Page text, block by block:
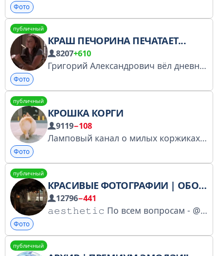
Фото
публичный
КРАШ ПЕЧОРИНА ПЕЧАТАЕТ...
8207+610
Григорий Александрович вёл дневник, а я канал по вопросам сотрудничества: @uranniee tiktok: imannfloy youtube: i’m annfloy
Фото
публичный
КРОШКА КОРГИ
9119−108
Ламповый канал о милых коржиках! фото/видео ваших пёсиков можно направить в чат канала: https://t.me/KKorgiChat Наши стикеры
Фото
публичный
КРАСИВЫЕ ФОТОГРАФИИ | ОБОИ НА ТЕЛЕФОН | КАРТИНКИ НА АВУ | ЭСТЕТИКА | ФОНЫ ДЛЯ ВИДЕО, СТОРИС
12796−441
𝚊𝚎𝚜𝚝𝚑𝚎𝚝𝚒𝚌 По всем вопросам - @denis797979 Красивые фотографии, обои на телефон, картинки на аву для тг, фото эстетика пинтерест, фоны для видео, сторис
Фото
публичный